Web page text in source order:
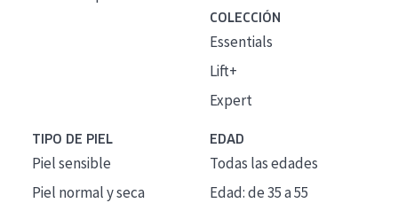
COLECCIÓN
Essentials
Lift+
Expert
TIPO DE PIEL
Piel sensible
Piel normal y seca
EDAD
Todas las edades
Edad: de 35 a 55